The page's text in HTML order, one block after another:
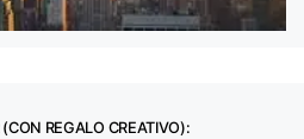
REGALO CREATIVO):